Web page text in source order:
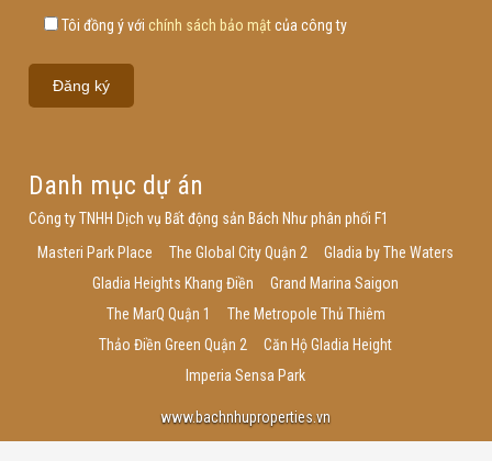
Tôi đồng ý với chính sách bảo mậtcủa công ty
Danh mục dự án
Công ty TNHH Dịch vụ Bất động sản Bách Như phân phối F1
Masteri Park Place
The Global City Quận 2
Gladia by The Waters
Gladia Heights Khang Điền
Grand Marina Saigon
The MarQ Quận 1
The Metropole Thủ Thiêm
Thảo Điền Green Quận 2
Căn Hộ Gladia Height
Imperia Sensa Park
www.bachnhuproperties.vn